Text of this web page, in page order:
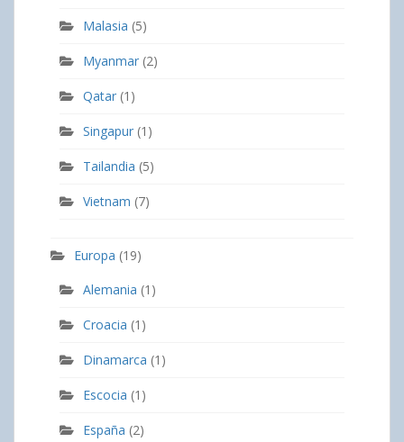
Malasia (5)
Myanmar (2)
Qatar (1)
Singapur (1)
Tailandia (5)
Vietnam (7)
Europa (19)
Alemania (1)
Croacia (1)
Dinamarca (1)
Escocia (1)
España (2)